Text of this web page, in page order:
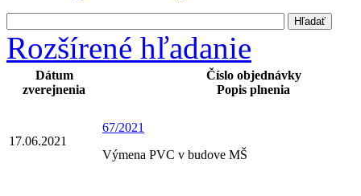
Rozšírené hľadanie
Dátum
zverejnenia
Číslo objednávky
Popis plnenia
17.06.2021
67/2021
Výmena PVC v budove MŠ